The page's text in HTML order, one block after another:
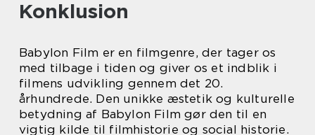
Konklusion
Babylon Film er en filmgenre, der tager os
med tilbage i tiden og giver os et indblik i
filmens udvikling gennem det 20.
århundrede. Den unikke æstetik og kulturelle
betydning af Babylon Film gør den til en
vigtig kilde til filmhistorie og social historie.